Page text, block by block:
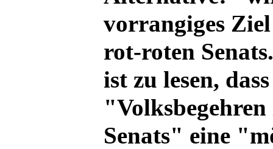
vorrangiges
rot-roten
ist zu lesen,
Senats" eine